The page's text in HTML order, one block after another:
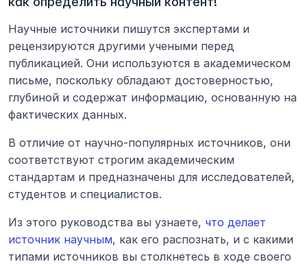
Научные источники пишутся экспертами и
рецензируются другими учеными перед
публикацией. Они используются в академическом
письме, поскольку обладают достоверностью,
глубиной и содержат информацию, основанную на
фактических данных.
В отличие от научно-популярных источников, они
соответствуют строгим академическим
стандартам и предназначены для исследователей,
студентов и специалистов.
Из этого руководства вы узнаете, что делает
источник научным, как его распознать, и с какими
типами источников вы столкнетесь в ходе своего